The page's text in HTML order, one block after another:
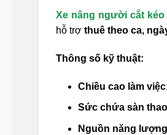
Xe nâng người cắt kéo
hỗ trợ thuê theo ca,
Thông số kỹ thuật:
Chiều cao làm
Sức chứa sàn
Nguồn năng